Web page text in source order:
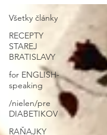
Všetky články
RECEPTY
STAREJ
BRATISLAVY
for ENGLISH-
speaking
/nielen/pre
DIABETIKOV
RAŇAJKY